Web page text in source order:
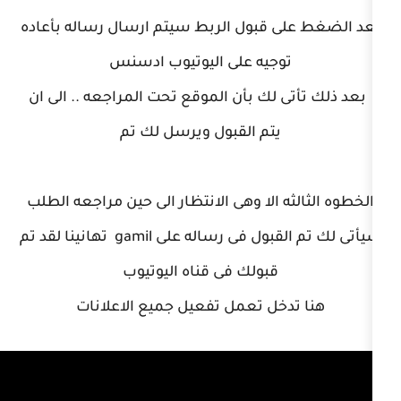
الربط سيتم ارسال رساله بأعاده
على اليوتيوب ادسنس
بأن الموقع تحت المراجعه .. الى ان
يتم القبول ويرسل لك تم
الا وهى الانتظار الى حين مراجعه الطلب
سيأتى لك تم القبول فى رساله على gamil تهانينا لقد تم
قبولك فى قناه اليوتيوب
تعمل تفعيل جميع الاعلانات